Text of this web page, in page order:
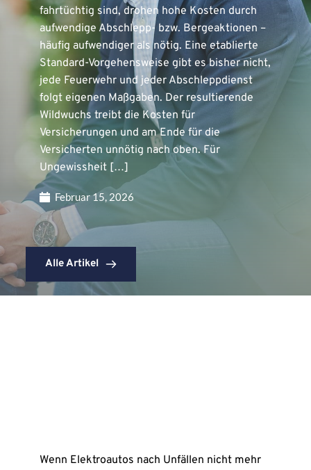
fahrtüchtig sind, drohen hohe Kosten durch
aufwendige Abschlepp- bzw. Bergeaktionen –
häufig aufwendiger als nötig. Eine etablierte
Standard-Vorgehensweise gibt es bisher nicht,
jede Feuerwehr und jeder Abschleppdienst
folgt eigenen Maßgaben. Der resultierende
Wildwuchs treibt die Kosten für
Versicherungen und am Ende für die
Versicherten unnötig nach oben. Für
Ungewissheit […]
Februar 15, 2026
Alle Artikel
Wenn Elektroautos nach Unfällen nicht mehr